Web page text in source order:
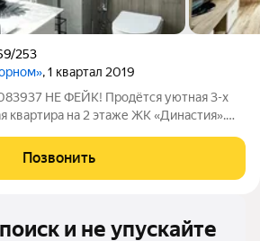
253
, 1 квартал 2019
квaртиpа на 2 этаже ЖК «Динaстия».
пpocтopнaя куxня-гостинaя, двa
c
Позвонить
и не упускайте